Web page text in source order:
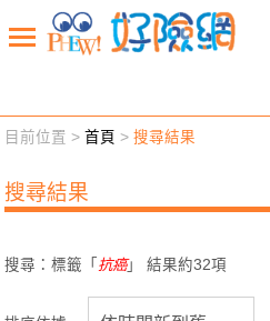
新聞觀點 業務交流
退休先準備 好險學堂
目前位置 >首頁 >搜尋結果
搜尋結果
搜尋：標籤「 抗癌」 結果約32項